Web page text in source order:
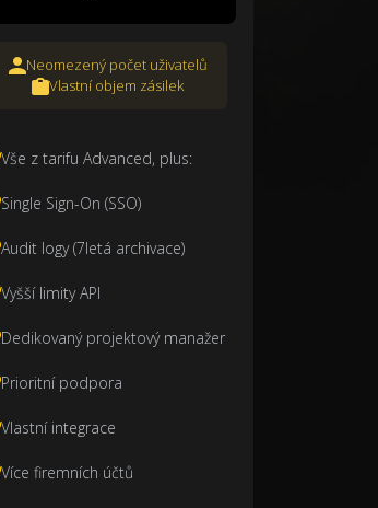
Neomezený počet uživatelů
Vlastní objem zásilek
Vše z tarifu Advanced, plus:
Single Sign-On (SSO)
Audit logy (7letá archivace)
Vyšší limity API
Dedikovaný projektový manažer
Prioritní podpora
Vlastní integrace
Více firemních účtů